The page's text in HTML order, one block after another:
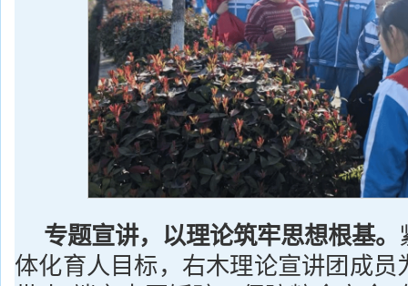
专题宣讲，以理论筑牢思想根基。
体化育人目标，右木理论宣讲团成员